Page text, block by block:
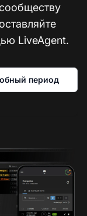
LiveAgent.
период